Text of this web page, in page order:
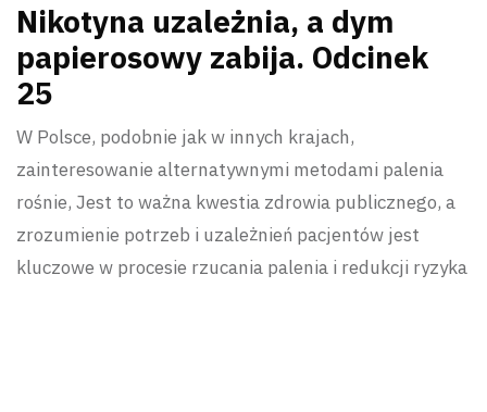
Nikotyna uzależnia, a dym
papierosowy zabija. Odcinek
25
W Polsce, podobnie jak w innych krajach,
zainteresowanie alternatywnymi metodami palenia
rośnie, Jest to ważna kwestia zdrowia publicznego, a
zrozumienie potrzeb i uzależnień pacjentów jest
kluczowe w procesie rzucania palenia i redukcji ryzyka